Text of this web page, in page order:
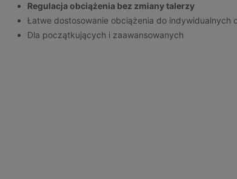
Regulacja obciążenia bez zmiany talerzy
Łatwe dostosowanie obciążenia do indywidualnych
Dla początkujących i zaawansowanych